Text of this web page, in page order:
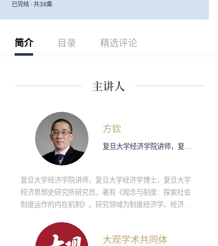
已完结 · 共36集
简介 目录 精选评论
方钦
复旦大学经济学院讲师，复旦大学经济学博士，复旦大学
经济思想史研究所研究员，著有《观念与制度：探索社会
制度运作的内在机制》。研究领域为制度经济学、经济思
大观学术共同体